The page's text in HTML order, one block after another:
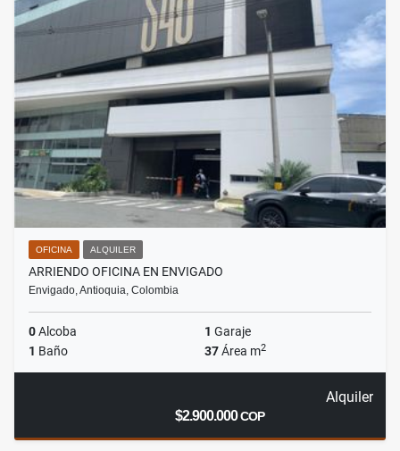
OFICINA ALQUILER
ARRIENDO OFICINA EN ENVIGADO
Envigado, Antioquia, Colombia
0Alcoba 1 Garaje
1 Baño 37Área m2
Alquiler
$2.900.000COP